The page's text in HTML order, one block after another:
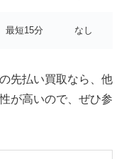
最短15分 なし
先払い買取なら、他
が高いので、ぜひ参